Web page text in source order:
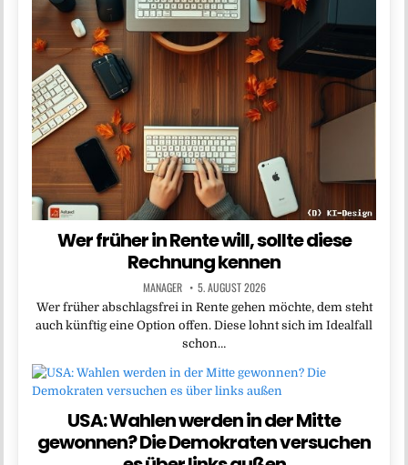
Wer früher in Rente will, sollte diese
Rechnung kennen
MANAGER 5. AUGUST 2026
Wer früher abschlagsfrei in Rente gehen möchte, dem steht
auch künftig eine Option offen. Diese lohnt sich im Idealfall
schon…
USA: Wahlen werden in der Mitte
gewonnen? Die Demokraten versuchen